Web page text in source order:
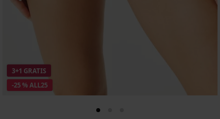
-25 % ALL25
3+1 GRATIS